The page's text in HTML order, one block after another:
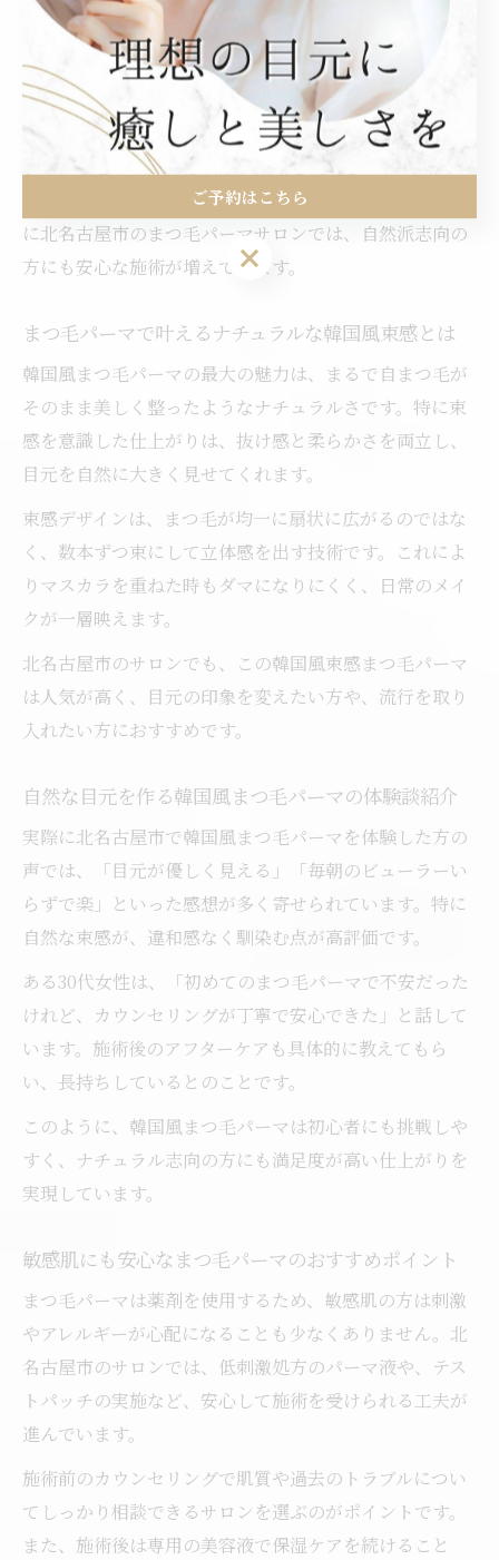
選び方のポイントとしては、自分の目元タイプやまつ毛
の生え方・長さに合うデザインを提案してくれるサロン
を選ぶことが大切です。カウンセリングで希望や不安を
しっかり伝えることで、失敗リスクも軽減できます。
また、敏感肌の方は低刺激の薬剤を使用しているか、ア
フターケアの説明が丁寧かもチェックしましょう。実際
に北名古屋市のまつ毛パーマサロンでは、自然派志向の
方にも安心な施術が増えています。
まつ毛パーマで叶えるナチュラルな韓国風束感とは
韓国風まつ毛パーマの最大の魅力は、まるで自まつ毛が
そのまま美しく整ったようなナチュラルさです。特に束
感を意識した仕上がりは、抜け感と柔らかさを両立し、
目元を自然に大きく見せてくれます。
束感デザインは、まつ毛が均一に扇状に広がるのではな
く、数本ずつ束にして立体感を出す技術です。これによ
りマスカラを重ねた時もダマになりにくく、日常のメイ
クが一層映えます。
北名古屋市のサロンでも、この韓国風束感まつ毛パーマ
は人気が高く、目元の印象を変えたい方や、流行を取り
入れたい方におすすめです。
自然な目元を作る韓国風まつ毛パーマの体験談紹介
実際に北名古屋市で韓国風まつ毛パーマを体験した方の
声では、「目元が優しく見える」「毎朝のビューラーい
らずで楽」といった感想が多く寄せられています。特に
自然な束感が、違和感なく馴染む点が高評価です。
ある30代女性は、「初めてのまつ毛パーマで不安だった
けれど、カウンセリングが丁寧で安心できた」と話して
います。施術後のアフターケアも具体的に教えてもら
い、長持ちしているとのことです。
このように、韓国風まつ毛パーマは初心者にも挑戦しや
すく、ナチュラル志向の方にも満足度が高い仕上がりを
実現しています。
敏感肌にも安心なまつ毛パーマのおすすめポイント
まつ毛パーマは薬剤を使用するため、敏感肌の方は刺激
やアレルギーが心配になることも少なくありません。北
名古屋市のサロンでは、低刺激処方のパーマ液や、テス
トパッチの実施など、安心して施術を受けられる工夫が
進んでいます。
施術前のカウンセリングで肌質や過去のトラブルについ
てしっかり相談できるサロンを選ぶのがポイントです。
また、施術後は専用の美容液で保湿ケアを続けること
ご予約はこちら
ご予約はこちら